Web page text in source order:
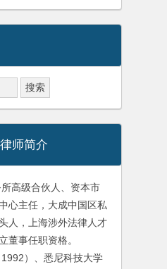
师简介
高级合伙人、资本市
心主任，大成中国区私
人，上海涉外法律人才
董事任职资格。
）、悉尼科技大学